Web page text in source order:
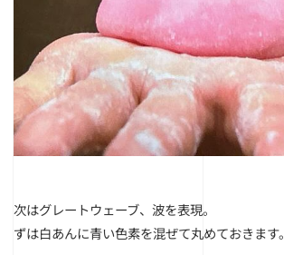
次はグレートウェーブ、波を表現。
ずは白あんに青い色素を混ぜて丸めておきます。